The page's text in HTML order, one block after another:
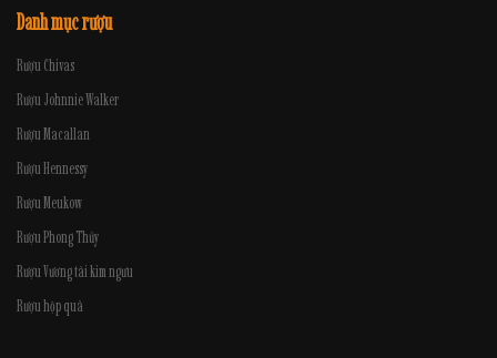
Danh mục rượu
Rượu Chivas
Rượu Johnnie Walker
Rượu Macallan
Rượu Hennessy
Rượu Meukow
Rượu Phong Thủy
Rượu Vương tài kim ngưu
Rượu hộp quà